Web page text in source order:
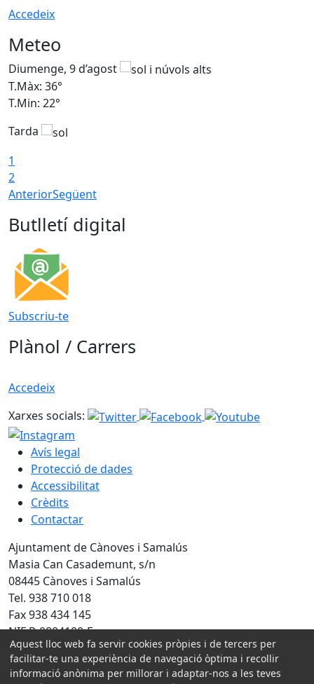
Accedeix
Meteo
Diumenge, 9 d’agost
T.Màx: 36°
T.Min: 22°
Tarda
1
2
AnteriorSegüent
Butlletí digital
Subscriu-te
Plànol / Carrers
Accedeix
Xarxes socials:
Avís legal
Protecció de dades
Accessibilitat
Crèdits
Contactar
Ajuntament de Cànoves i Samalús
Masia Can Casademunt, s/n
08445 Cànoves i Samalús
Tel. 938 710 018
Fax 938 434 145
NIF P-0804100-F
Amb la col·laboració de:
Aquest lloc web fa servir cookies pròpies i de tercers per
facilitar-te una experiència de navegació òptima i recollir
informació anònima per millorar i adaptar-nos a les teves